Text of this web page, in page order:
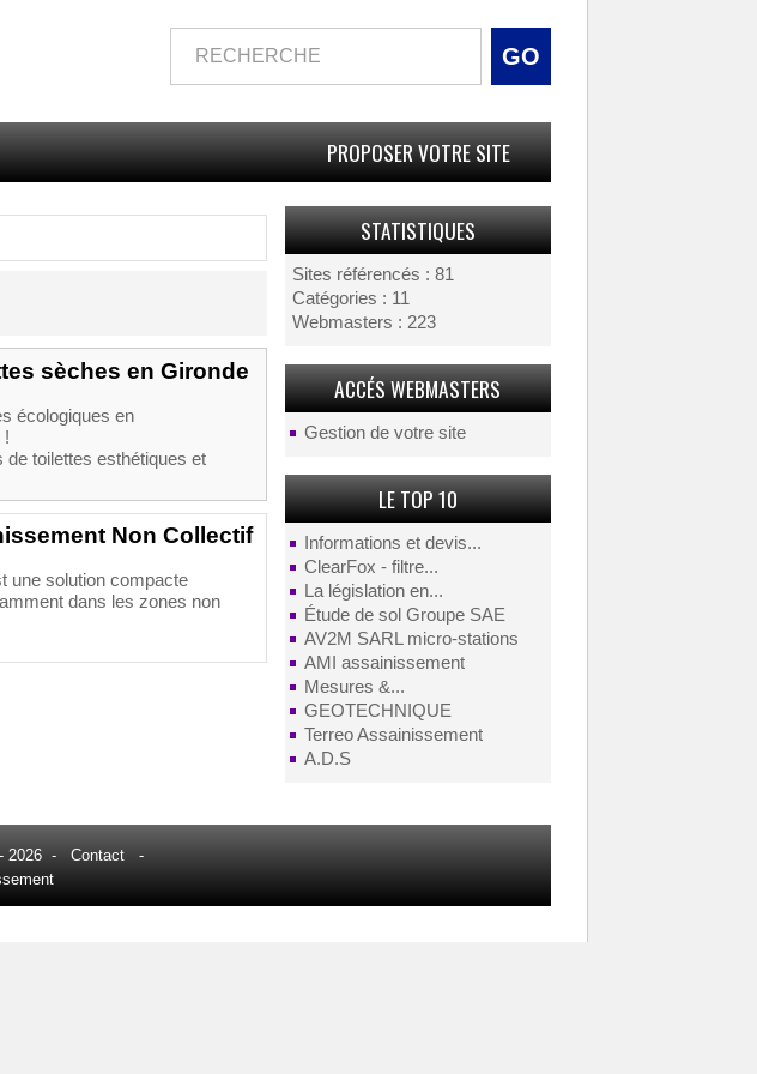
PROPOSER VOTRE SITE
STATISTIQUES
Sites référencés : 81
Catégories : 11
Webmasters : 223
ACCÉS WEBMASTERS
Gestion de votre site
LE TOP 10
Informations et devis...
ClearFox - filtre...
La législation en...
Étude de sol Groupe SAE
AV2M SARL micro-stations
AMI assainissement
Mesures &...
GEOTECHNIQUE
Terreo Assainissement
A.D.S
sèches en Gironde
écologiques en
!
de toilettes esthétiques et
Non Collectif
une solution compacte
dans les zones non
2026 - Contact -